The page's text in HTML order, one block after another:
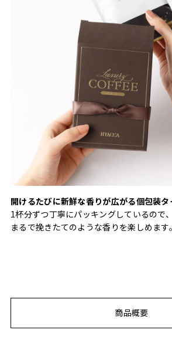
開けるたびに新鮮な香りが広がる個包装タ
1杯分ずつ丁寧にパッキングしているので
まるで挽きたてのような香りを楽しめます。
商品概要